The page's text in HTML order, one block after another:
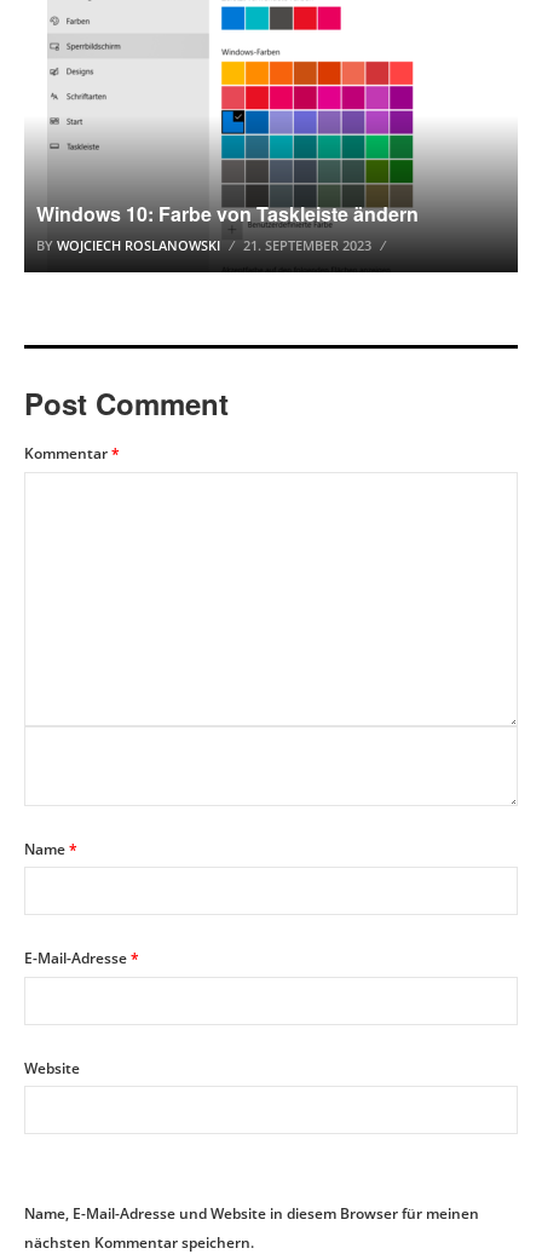
Windows 10: Farbe von Taskleiste ändern
BY WOJCIECH ROSLANOWSKI 21. SEPTEMBER 2023
Post Comment
Kommentar*
Name*
E-Mail-Adresse*
Website
Name, E-Mail-Adresse und Website in diesem Browser für meinen
nächsten Kommentar speichern.